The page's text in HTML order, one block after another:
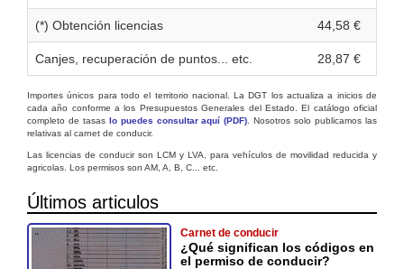
(*) Obtención licencias 44,58 €
Canjes, recuperación de puntos... etc. 28,87 €
Importes únicos para todo el territorio nacional. La DGT los actualiza a inicios de
cada año conforme a los Presupuestos Generales del Estado. El catálogo oficial
completo de tasas lo puedes consultar aquí (PDF) . Nosotros solo publicamos las
relativas al carnet de conducir.
Las licencias de conducir son LCM y LVA, para vehículos de movilidad reducida y
agricolas. Los permisos son AM, A, B, C... etc.
Últimos articulos
Carnet de conducir
¿Qué significan los códigos en
el permiso de conducir?